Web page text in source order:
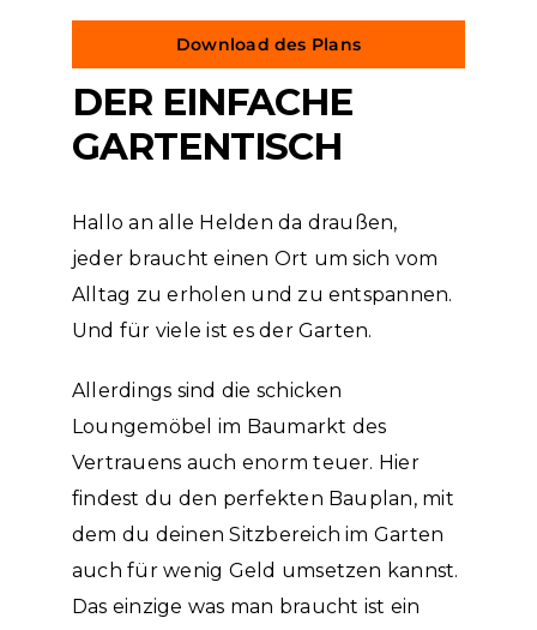
Download des Plans
DER EINFACHE
GARTENTISCH
Hallo an alle Helden da draußen,
jeder braucht einen Ort um sich vom
Alltag zu erholen und zu entspannen.
Und für viele ist es der Garten.
Allerdings sind die schicken
Loungemöbel im Baumarkt des
Vertrauens auch enorm teuer. Hier
findest du den perfekten Bauplan, mit
dem du deinen Sitzbereich im Garten
auch für wenig Geld umsetzen kannst.
Das einzige was man braucht ist ein